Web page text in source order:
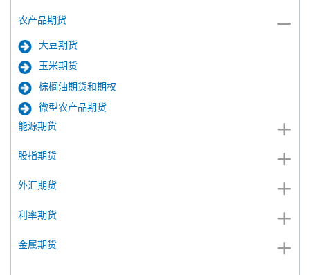
农产品期货
大豆期货
玉米期货
棕榈油期货和期权
微型农产品期货
能源期货
股指期货
外汇期货
利率期货
金属期货